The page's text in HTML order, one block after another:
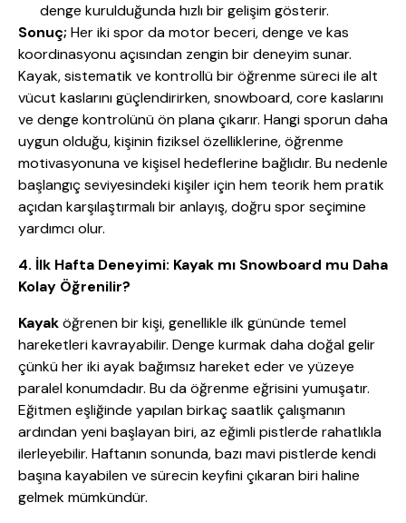
denge kurulduğunda hızlı bir gelişim gösterir.
Sonuç; Her iki spor da motor beceri, denge ve kas
koordinasyonu açısından zengin bir deneyim sunar.
Kayak, sistematik ve kontrollü bir öğrenme süreci ile alt
vücut kaslarını güçlendirirken, snowboard, core kaslarını
ve denge kontrolünü ön plana çıkarır. Hangi sporun daha
uygun olduğu, kişinin fiziksel özelliklerine, öğrenme
motivasyonuna ve kişisel hedeflerine bağlıdır. Bu nedenle
başlangıç seviyesindeki kişiler için hem teorik hem pratik
açıdan karşılaştırmalı bir anlayış, doğru spor seçimine
yardımcı olur.
4. İlk Hafta Deneyimi: Kayak mı Snowboard mu Daha
Kolay Öğrenilir?
Kayaköğrenen bir kişi, genellikle ilk gününde temel
hareketleri kavrayabilir. Denge kurmak daha doğal gelir
çünkü her iki ayak bağımsız hareket eder ve yüzeye
paralel konumdadır. Bu da öğrenme eğrisini yumuşatır.
Eğitmen eşliğinde yapılan birkaç saatlik çalışmanın
ardından yeni başlayan biri, az eğimli pistlerde rahatlıkla
ilerleyebilir. Haftanın sonunda, bazı mavi pistlerde kendi
başına kayabilen ve sürecin keyfini çıkaran biri haline
gelmek mümkündür.